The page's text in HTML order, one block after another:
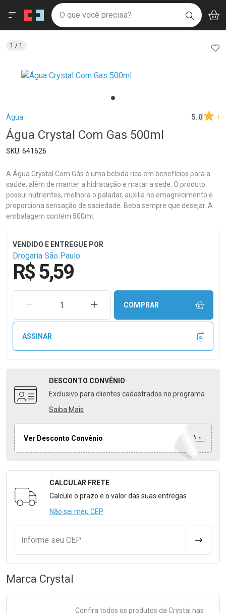
Drogaria São Paulo
Ir direto para a home
pela página
Ir direto para o conteúdo
Ir direto para a busca
Ir direto para a conta
Ir direto para a notificações
Ir direto para o carrinho
Faça a sua busca
O que você precisa? BUSCAR
Menu
Breadcrumb
Água 5.0 1
Água Crystal Com Gas 500ml
641626
A Água Crystal Com Gás é uma bebida rica em benefícios para a
saúde, além de manter a hidratação e matar a sede. O produto
possui nutrientes, melhora o paladar, auxilia no emagrecimento e
proporciona sensação de saciedade. Beba sempre que desejar. A
embalagem contém 500ml.
Drogaria São Paulo
R$ 5,59
REMOVER UMA UNIDADEAUMENTAR UMA UNIDADE
COMPRAR
ASSINAR
DESCONTO CONVÊNIO
Exclusivo para clientes cadastrados no programa
Saiba Mais
Ver Desconto Convênio
Formulário para Calcular o Frete
CALCULAR FRETE
Calcule o prazo e o valor das suas entregas
Não sei meu CEP
Informe seu CEP
1 / 1
Marca Crystal
Confira todos os produtos da Crystal nas